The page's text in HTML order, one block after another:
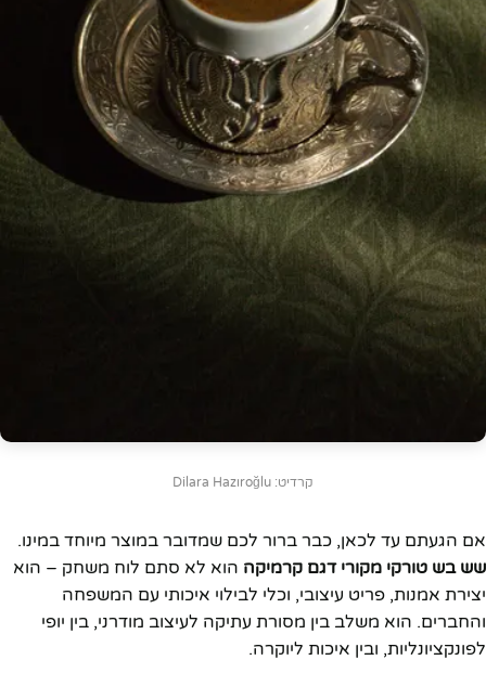
קרדיט: Dilara Hazıroğlu
אם הגעתם עד לכאן, כבר ברור לכם שמדובר במוצר מיוחד במינו.
שש בש טורקי מקורי דגם קרמיקה הוא לא סתם לוח משחק – הוא
יצירת אמנות, פריט עיצובי, וכלי לבילוי איכותי עם המשפחה
והחברים. הוא משלב בין מסורת עתיקה לעיצוב מודרני, בין יופי
לפונקציונליות, ובין איכות ליוקרה.